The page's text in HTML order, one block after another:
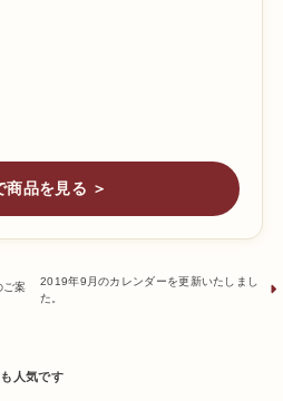
商品を見る ＞
ご案
2019年9月のカレンダーを更新いたしまし
た。